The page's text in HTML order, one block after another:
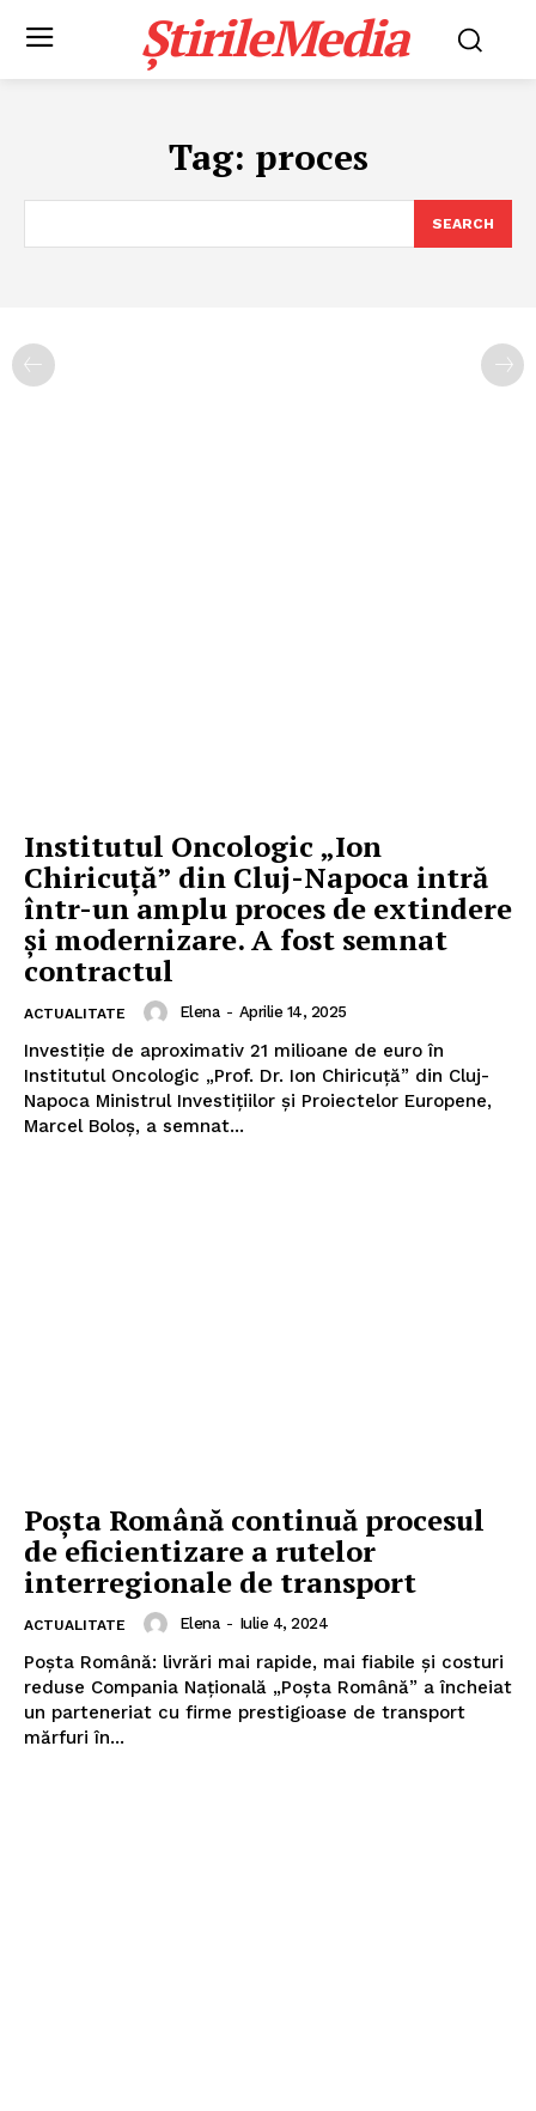
ȘtirileMedia
Tag: proces
SEARCH
Institutul Oncologic „Ion
Chiricuță” din Cluj-Napoca intră
într-un amplu proces de extindere
și modernizare. A fost semnat
contractul
ACTUALITATE Elena - Aprilie 14, 2025
Investiție de aproximativ 21 milioane de euro în
Institutul Oncologic „Prof. Dr. Ion Chiricuță” din Cluj-
Napoca Ministrul Investițiilor și Proiectelor Europene,
Marcel Boloș, a semnat...
Poșta Română continuă procesul
de eficientizare a rutelor
interregionale de transport
ACTUALITATE Elena - Iulie 4, 2024
Poșta Română: livrări mai rapide, mai fiabile și costuri
reduse Compania Națională „Poșta Română” a încheiat
un parteneriat cu firme prestigioase de transport
mărfuri în...